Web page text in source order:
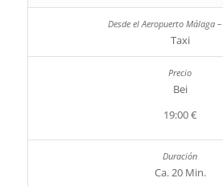
Taxi
Bei
19:00 €
Ca. 20 Min.